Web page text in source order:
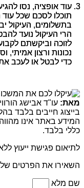
עוד אופציה, נסו
תוכלו לסכם שכל עוד
בתשלומים, העיקול
הרי העיקול נועד
לזוכה וביקשתם
נכונות ורצון אמיתי,
כדי לבטל או לעכב את
מאת:
בייצוג חייבים בלבד
המידע באתר אינו
כללי בלבד.
לתיאום פגישת ייעוץ
השאירו את הפרטים
שם מלא